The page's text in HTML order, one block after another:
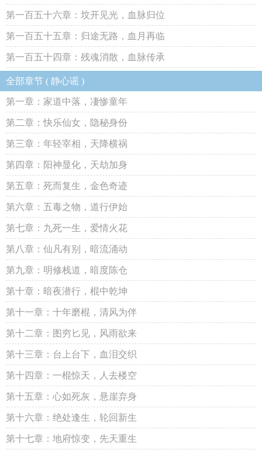
第一百五十六章：坟开见光，血脉归位
第一百五十五章：归途无路，血月再临
第一百五十四章：残魂消散，血脉传承
全部章节 ( 静心谣 )
第一章：家道中落，凄惨童年
第二章：快乐仙女，隐秘身份
第三章：年轻宰相，天降横祸
第四章：阳神显化，天劫加身
第五章：死而复生，金色奇迹
第六章：五毒之物，道行伊始
第七章：九死一生，爱情火花
第八章：仙凡有别，暗流涌动
第九章：明修栈道，暗度陈仓
第十章：暗夜潜行，棍中乾坤
第十一章：十年磨棍，清风为伴
第十二章：图穷匕见，风雨欲来
第十三章：台上台下，血泪交织
第十四章：一棍惊天，人去楼空
第十五章：心如死灰，悬崖弃身
第十六章：绝处逢生，轮回新生
第十七章：地府惊变，先天重生